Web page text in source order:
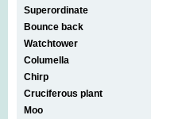
Superordinate
Bounce back
Watchtower
Columella
Chirp
Cruciferous plant
Moo